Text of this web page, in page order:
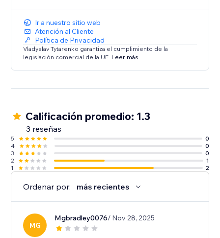
Ir a nuestro sitio web
Atención al Cliente
Política de Privacidad
Vladyslav Tytarenko garantiza el cumplimiento de la
legislación comercial de la UE. Leer más
Calificación promedio: 1.3
3 reseñas
5
0
4
0
3
0
2
1
1
2
Ordenar por: más recientes
MG
Mgbradley0076/ Nov 28, 2025